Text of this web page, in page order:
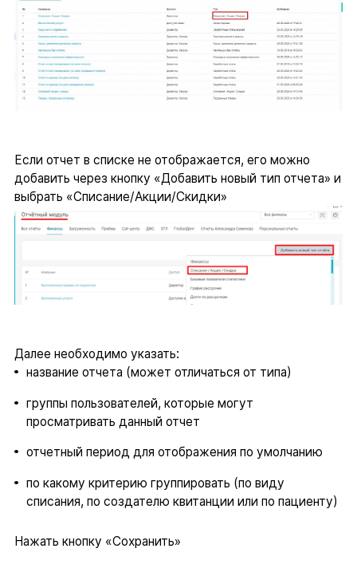
Если отчет в списке не отображается, его можно
добавить через кнопку «Добавить новый тип отчета» и
выбрать «Списание/Акции/Скидки»
Далее необходимо указать:
название отчета (может отличаться от типа)
группы пользователей, которые могут
просматривать данный отчет
отчетный период для отображения по умолчанию
по какому критерию группировать (по виду
списания, по создателю квитанции или по пациенту)
Нажать кнопку «Сохранить»